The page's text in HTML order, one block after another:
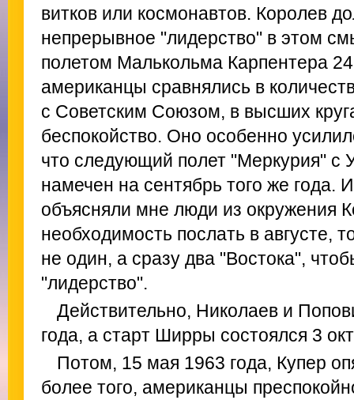
витков или космонавтов. Королев
непрерывное "лидерство" в этом
полетом Малькольма Карпентера
американцы сравнялись в
с Советским Союзом, в высших
беспокойство. Оно особенно
что следующий полет "Меркурия" с
намечен на сентябрь того же года.
объясняли мне люди из окружения
необходимость послать в августе,
не один, а сразу два "Востока",
"лидерство".
Действительно, Николаев и
года, а старт Ширры состоялся 3
Потом, 15 мая 1963 года, Купер
более того, американцы